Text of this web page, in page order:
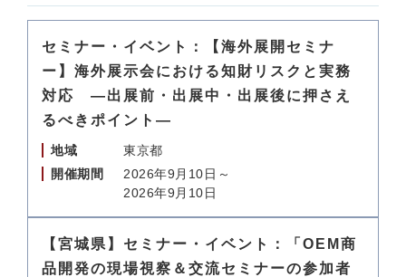
セミナー・イベント：【海外展開セミナ
ー】海外展示会における知財リスクと実務
対応 ―出展前・出展中・出展後に押さえ
るべきポイント―
地域
東京都
開催期間
2026年9月10日～
2026年9月10日
【宮城県】セミナー・イベント：「OEM商
品開発の現場視察＆交流セミナーの参加者